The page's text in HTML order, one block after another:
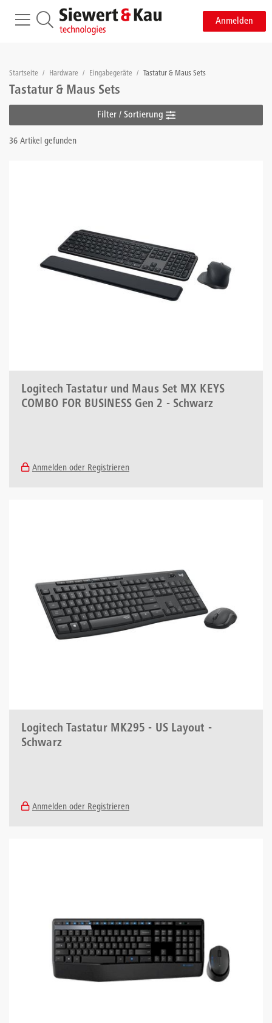
Anmelden
Startseite / Hardware / Eingabegeräte / Tastatur & Maus Sets
Tastatur & Maus Sets
Filter / Sortierung
36 Artikel gefunden
Logitech Tastatur und Maus Set MX KEYS
COMBO FOR BUSINESS Gen 2 - Schwarz
Anmelden oder Registrieren
Logitech Tastatur MK295 - US Layout -
Schwarz
Anmelden oder Registrieren